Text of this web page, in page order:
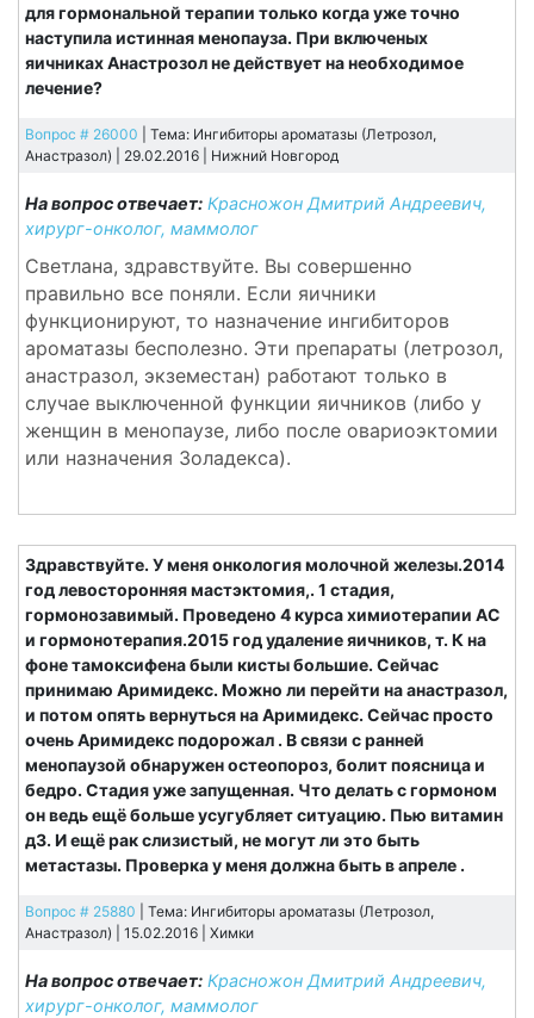
для гормональной терапии только когда уже точно
наступила истинная менопауза. При включеных
яичниках Анастрозол не действует на необходимое
лечение?
Вопрос # 26000 | Тема: Ингибиторы ароматазы (Летрозол,
Анастразол) | 29.02.2016 | Нижний Новгород
На вопрос отвечает: Красножон Дмитрий Андреевич,
хирург-онколог, маммолог
Светлана, здравствуйте. Вы совершенно
правильно все поняли. Если яичники
функционируют, то назначение ингибиторов
ароматазы бесполезно. Эти препараты (летрозол,
анастразол, экземестан) работают только в
случае выключенной функции яичников (либо у
женщин в менопаузе, либо после овариоэктомии
или назначения Золадекса).
Здравствуйте. У меня онкология молочной железы.2014
год левосторонняя мастэктомия,. 1 стадия,
гормонозавимый. Проведено 4 курса химиотерапии АС
и гормонотерапия.2015 год удаление яичников, т. К на
фоне тамоксифена были кисты большие. Сейчас
принимаю Аримидекс. Можно ли перейти на анастразол,
и потом опять вернуться на Аримидекс. Сейчас просто
очень Аримидекс подорожал . В связи с ранней
менопаузой обнаружен остеопороз, болит поясница и
бедро. Стадия уже запущенная. Что делать с гормоном
он ведь ещё больше усугубляет ситуацию. Пью витамин
д3. И ещё рак слизистый, не могут ли это быть
метастазы. Проверка у меня должна быть в апреле .
Вопрос # 25880 | Тема: Ингибиторы ароматазы (Летрозол,
Анастразол) | 15.02.2016 | Химки
На вопрос отвечает: Красножон Дмитрий Андреевич,
хирург-онколог, маммолог